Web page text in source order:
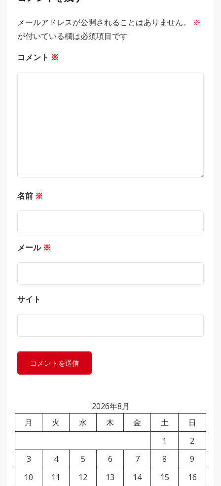
メールアドレスが公開されることはありません。
※
が付いている欄は必須項目です
コメント ※
名前 ※
メール ※
サイト
2026年8月
月
火 水 木 金 土
日
1
2
3
4 5 6 7 8
9
10
11 12 13 14 15
16